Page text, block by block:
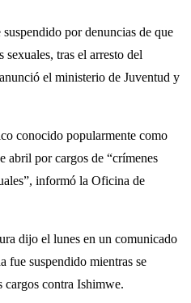
por denuncias de que
sexuales, tras el arresto del
el ministerio de Juventud y
conocido popularmente como
abril por cargos de “crímenes
informó la Oficina de
dijo el lunes en un comunicado
fue suspendido mientras se
cargos contra Ishimwe.